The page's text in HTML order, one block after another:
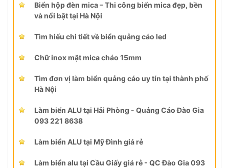
Biển hộp đèn mica – Thi công biển mica đẹp, bền
và nổi bật tại Hà Nội
Tìm hiểu chi tiết về biển quảng cáo led
Chữ inox mặt mica cháo 15mm
Tìm đơn vị làm biển quảng cáo uy tín tại thành phố
Hà Nội
Làm biển ALU tại Hải Phòng - Quảng Cáo Đào Gia
093 221 8638
Làm biển ALU tại Mỹ Đình giá rẻ
Làm biển alu tại Cầu Giấy giá rẻ - QC Đào Gia 093